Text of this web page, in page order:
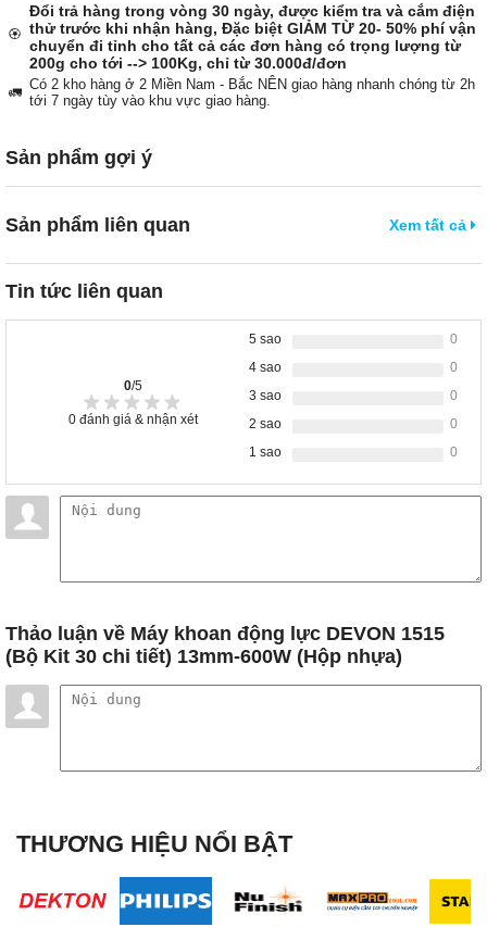
🏵️
Đổi trả hàng trong vòng 30 ngày, được kiểm tra và cắm điện
thử trước khi nhận hàng, Đặc biệt GIẢM TỪ 20- 50% phí vận
chuyển đi tỉnh cho tất cả các đơn hàng có trọng lượng từ
200g cho tới --> 100Kg, chỉ từ 30.000đ/đơn
🚛 Có 2 kho hàng ở 2 Miền Nam - Bắc NÊN giao hàng nhanh chóng từ 2h
tới 7 ngày tùy vào khu vực giao hàng.
Sản phẩm gợi ý
Sản phẩm liên quan Xem tất cả
Tin tức liên quan
0/5
0 đánh giá & nhận xét
5 sao
0
4 sao
0
3 sao
0
2 sao
0
1 sao
0
Thảo luận về Máy khoan động lực DEVON 1515
(Bộ Kit 30 chi tiết) 13mm-600W (Hộp nhựa)
THƯƠNG HIỆU NỔI BẬT